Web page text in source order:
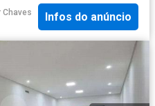
Chaves
Infos do anúncio